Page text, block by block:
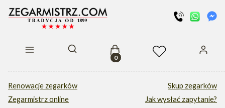
Otwórz wyszukiwarkęProdukty w koszyku: 0. Zobacz
Renowacje zegarków
Zegarmistrz online
Skup zegarków
Jak wysłać zapytanie?